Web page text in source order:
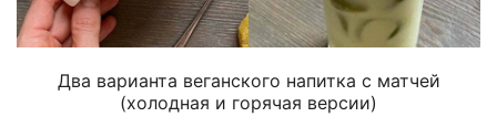
Два варианта веганского напитка с матчей
(холодная и горячая версии)